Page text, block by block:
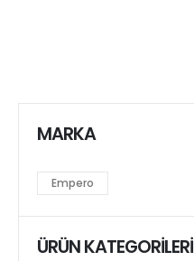
MARKA
Empero
ÜRÜN KATEGORILERI